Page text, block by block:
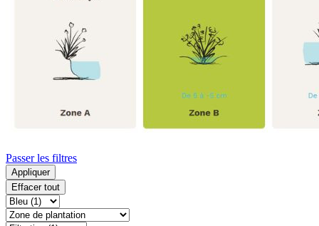
Passer les filtres
Appliquer
Effacer tout